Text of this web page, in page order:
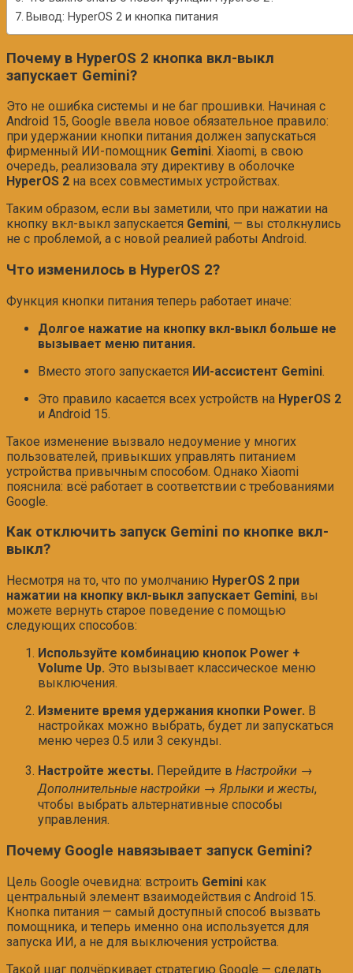
Вывод: HyperOS 2 и кнопка питания
Почему в HyperOS 2 кнопка вкл-выкл
запускает Gemini?
Это не ошибка системы и не баг прошивки. Начиная с
Android 15, Google ввела новое обязательное правило:
при удержании кнопки питания должен запускаться
фирменный ИИ-помощник Gemini. Xiaomi, в свою
очередь, реализовала эту директиву в оболочке
HyperOS 2 на всех совместимых устройствах.
Таким образом, если вы заметили, что при нажатии на
кнопку вкл-выкл запускается Gemini, — вы столкнулись
не с проблемой, а с новой реалией работы Android.
Что изменилось в HyperOS 2?
Функция кнопки питания теперь работает иначе:
Долгое нажатие на кнопку вкл-выкл больше не
вызывает меню питания.
Вместо этого запускается ИИ-ассистент Gemini.
Это правило касается всех устройств на HyperOS 2
и Android 15.
Такое изменение вызвало недоумение у многих
пользователей, привыкших управлять питанием
устройства привычным способом. Однако Xiaomi
пояснила: всё работает в соответствии с требованиями
Google.
Как отключить запуск Gemini по кнопке вкл-
выкл?
Несмотря на то, что по умолчанию HyperOS 2 при
нажатии на кнопку вкл-выкл запускает Gemini, вы
можете вернуть старое поведение с помощью
следующих способов:
Используйте комбинацию кнопок Power +
Volume Up. Это вызывает классическое меню
выключения.
Измените время удержания кнопки Power. В
настройках можно выбрать, будет ли запускаться
меню через 0.5 или 3 секунды.
Настройте жесты. Перейдите в Настройки →
Дополнительные настройки → Ярлыки и жесты,
чтобы выбрать альтернативные способы
управления.
Почему Google навязывает запуск Gemini?
Цель Google очевидна: встроить Gemini как
центральный элемент взаимодействия с Android 15.
Кнопка питания — самый доступный способ вызвать
помощника, и теперь именно она используется для
запуска ИИ, а не для выключения устройства.
Такой шаг подчёркивает стратегию Google — сделать